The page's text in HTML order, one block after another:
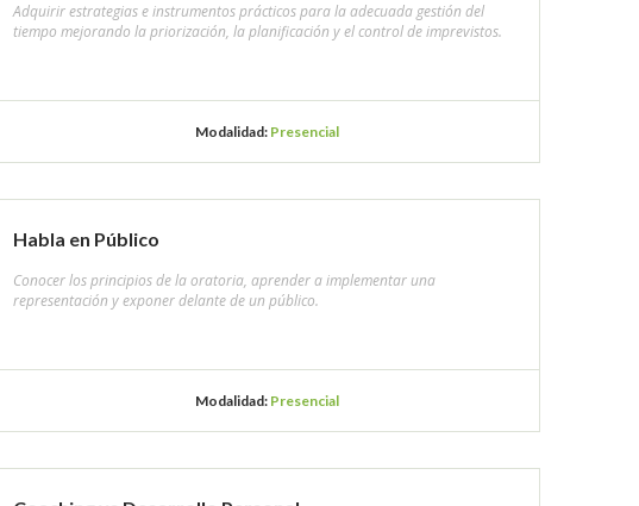
Adquirir estrategias e instrumentos prácticos para la adecuada gestión del
tiempo mejorando la priorización, la planificación y el control de imprevistos.
Modalidad: Presencial
Habla en Público
Conocer los principios de la oratoria, aprender a implementar una
representación y exponer delante de un público.
Modalidad: Presencial